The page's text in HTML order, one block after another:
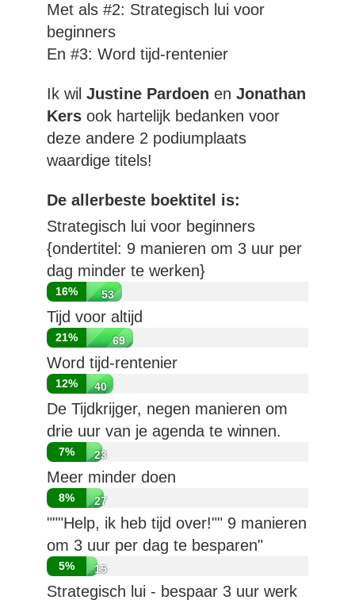
Met als #2: Strategisch lui voor
beginners
En #3: Word tijd-rentenier
Ik wil Justine Pardoen en Jonathan
Kers ook hartelijk bedanken voor
deze andere 2 podiumplaats
waardige titels!
De allerbeste boektitel is:
Strategisch lui voor beginners
{ondertitel: 9 manieren om 3 uur per
dag minder te werken}
16% 53
Tijd voor altijd
21% 69
Word tijd-rentenier
12% 40
De Tijdkrijger, negen manieren om
drie uur van je agenda te winnen.
7% 23
Meer minder doen
8% 27
"""Help, ik heb tijd over!"" 9 manieren
om 3 uur per dag te besparen"
5% 15
Strategisch lui - bespaar 3 uur werk